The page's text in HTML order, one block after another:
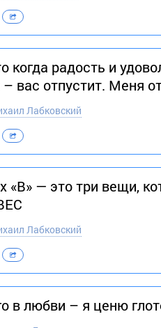
когда радость и
вас отпустит. Меня
Лабковский
«В» — это три вещи,
Лабковский
в любви – я ценю